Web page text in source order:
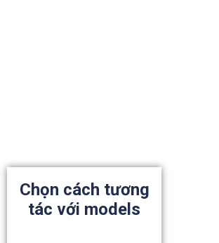
Chọn cách tương
tác với models